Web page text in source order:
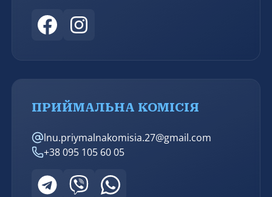
ПРИЙМАЛЬНА КОМІСІЯ
lnu.priymalnakomisia.27@gmail.com
+38 095 105 60 05